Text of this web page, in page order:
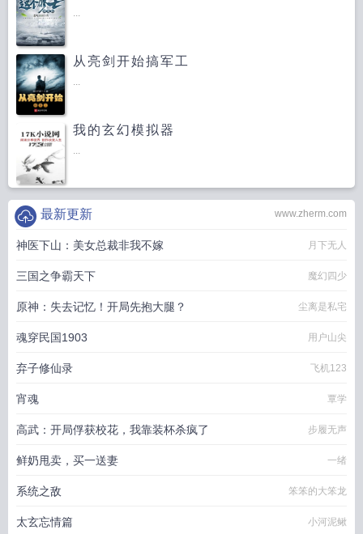
...
从亮剑开始搞军工
...
我的玄幻模拟器
...
www.zherm.com
最新更新
神医下山：美女总裁非我不嫁 月下无人
三国之争霸天下 魔幻四少
原神：失去记忆！开局先抱大腿？ 尘离是私宅
魂穿民国1903 用户山尖
弃子修仙录 飞机123
宵魂 覃学
高武：开局俘获校花，我靠装杯杀疯了 步履无声
鲜奶甩卖，买一送妻 一绪
系统之敌 笨笨的大笨龙
太玄忘情篇 小河泥鳅